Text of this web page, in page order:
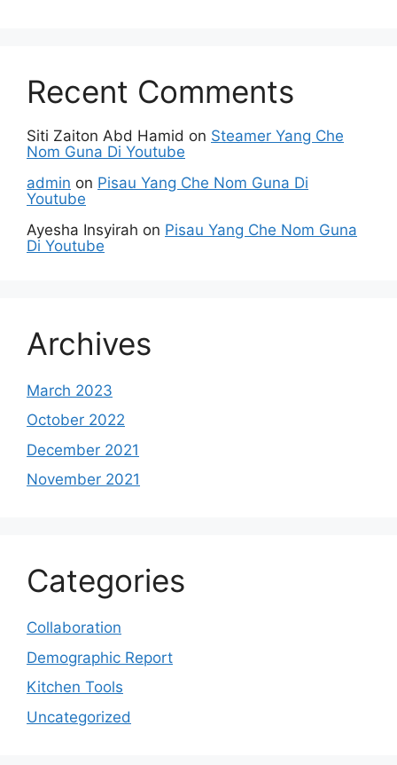
Recent Comments
Siti Zaiton Abd Hamid on Steamer Yang Che
Nom Guna Di Youtube
admin on Pisau Yang Che Nom Guna Di
Youtube
Ayesha Insyirah on Pisau Yang Che Nom Guna
Di Youtube
Archives
March 2023
October 2022
December 2021
November 2021
Categories
Collaboration
Demographic Report
Kitchen Tools
Uncategorized